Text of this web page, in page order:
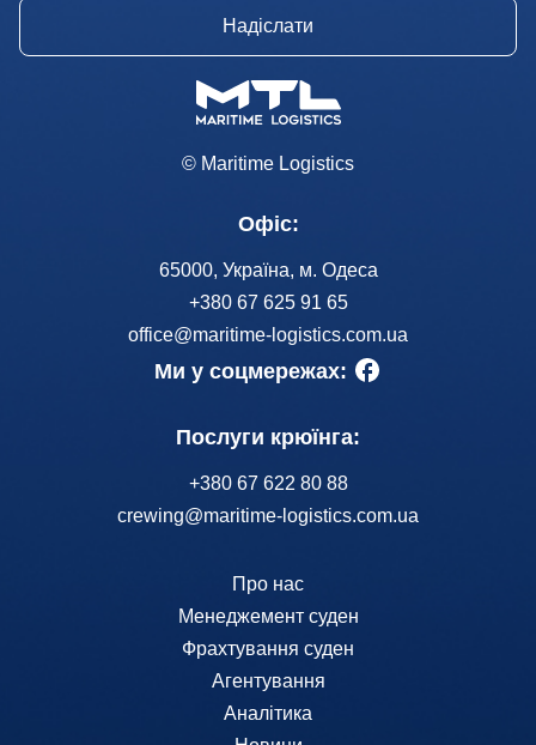
© Maritime Logistics
Офіс:
65000, Україна, м. Одеса
+380 67 625 91 65
office@maritime-logistics.com.ua
Ми у соцмережах:
Послуги крюїнга:
+380 67 622 80 88
crewing@maritime-logistics.com.ua
Про нас
Менеджемент суден
Фрахтування суден
Агентування
Аналітика